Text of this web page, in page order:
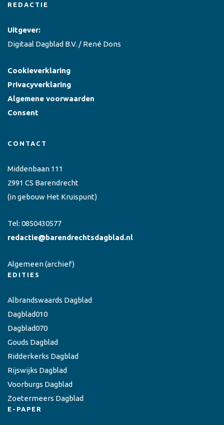
REDACTIE
Uitgever:
Digitaal Dagblad B.V. / René Dons
Cookieverklaring
Privacyverklaring
Algemene voorwaarden
Consent
CONTACT
Middenbaan 111
2991 CS Barendrecht
(in gebouw Het Kruispunt)
Tel: 0850430577
redactie@barendrechtsdagblad.nl
Algemeen(archief)
EDITIES
Albrandswaards Dagblad
Dagblad010
Dagblad070
Gouds Dagblad
Ridderkerks Dagblad
Rijswijks Dagblad
Voorburgs Dagblad
Zoetermeers Dagblad
E-PAPER